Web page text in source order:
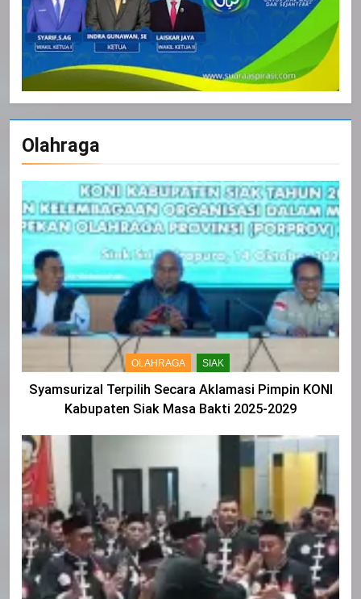
Olahraga
OLAHRAGA SIAK
Syamsurizal Terpilih Secara Aklamasi Pimpin KONI
Kabupaten Siak Masa Bakti 2025-2029